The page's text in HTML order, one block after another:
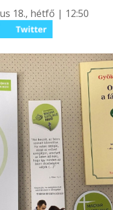
18., hétfő | 12:50